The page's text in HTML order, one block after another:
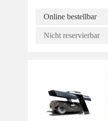
Online bestellbar
Nicht reservierbar